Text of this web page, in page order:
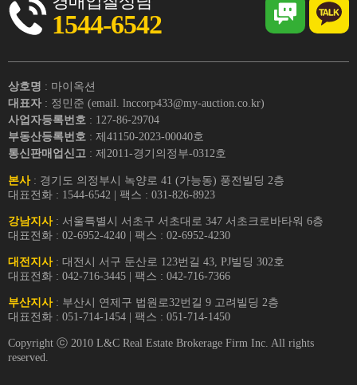
1544-6542
상호명 : 마이옥션
대표자 : 정민준 (email. lnccorp433@my-auction.co.kr)
사업자등록번호 : 127-86-29704
부동산등록번호 : 제41150-2023-00040호
통신판매업신고 : 제2011-경기의정부-0312호
본사: 경기도 의정부시 녹양로 41 (가능동) 풍전빌딩 2층
대표전화 : 1544-6542 | 팩스 : 031-826-8923
강남지사: 서울특별시 서초구 서초대로 347 서초크로바타워 6층
대표전화 : 02-6952-4240 | 팩스 : 02-6952-4230
대전지사: 대전시 서구 둔산로 123번길 43, PJ빌딩 302호
대표전화 : 042-716-3445 | 팩스 : 042-716-7366
부산지사: 부산시 연제구 법원로32번길 9 고려빌딩 2층
대표전화 : 051-714-1454 | 팩스 : 051-714-1450
Copyright ⓒ 2010 L&C Real Estate Brokerage Firm Inc. All rights
reserved.